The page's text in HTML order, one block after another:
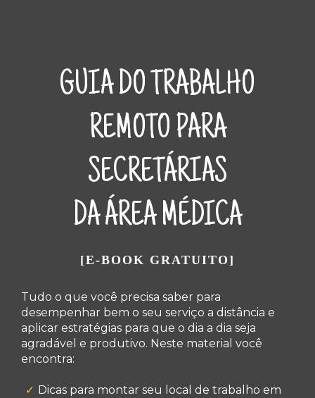
GUIA DO TRABALHO
REMOTO PARA
SECRETÁRIAS
DA ÁREA MÉDICA
[E-BOOK GRATUITO]
Tudo o que você precisa saber para
desempenhar bem o seu serviço a distância e
aplicar estratégias para que o dia a dia seja
agradável e produtivo. Neste material você
encontra:
Dicas para montar seu local de trabalho em